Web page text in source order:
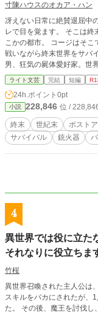
寸陳ハウスのオカア・ハン
冴えない日常に絶賛退屈中
レで目を覚ます。 そこは終末を迎え崩壊した、無数の肉塊が跋扈する日本のど
こかの都市。 コージはそこ
戦いながら終末世界をサバイバルする！ ……はずだっ
男、狂気の屍体愛好家。世
そして何も起きないはずが
てるのはお前だけじゃない
ライト文芸 完結 短編
24h.ポイント 0pt
小説 228,846 位 /
終末 世紀末 ポスト
サバイバル
銃火器
4
異世界では役に立た
それなりに役立ちま
竹桜
異世界召喚された主人公は、
スキルをバカにされたが、
た。 その後、魔王を討伐し、現代社会に帰還したが、社会は、主人公達に冷た